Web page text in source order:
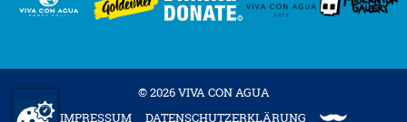
© 2026 VIVA CON AGUA
IMPRESSUM
DATENSCHUTZERKLÄRUNG